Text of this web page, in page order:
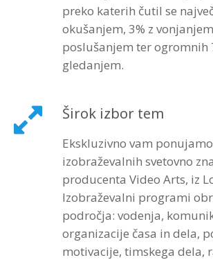
preko katerih čutil se
okušanjem, 3% z
poslušanjem ter ogromnih
gledanjem.
Širok izbor tem
Ekskluzivno vam
izobraževalnih svetovno
producenta Video Arts, iz
Izobraževalni programi
področja: vodenja,
organizacije časa in dela,
motivacije, timskega dela,